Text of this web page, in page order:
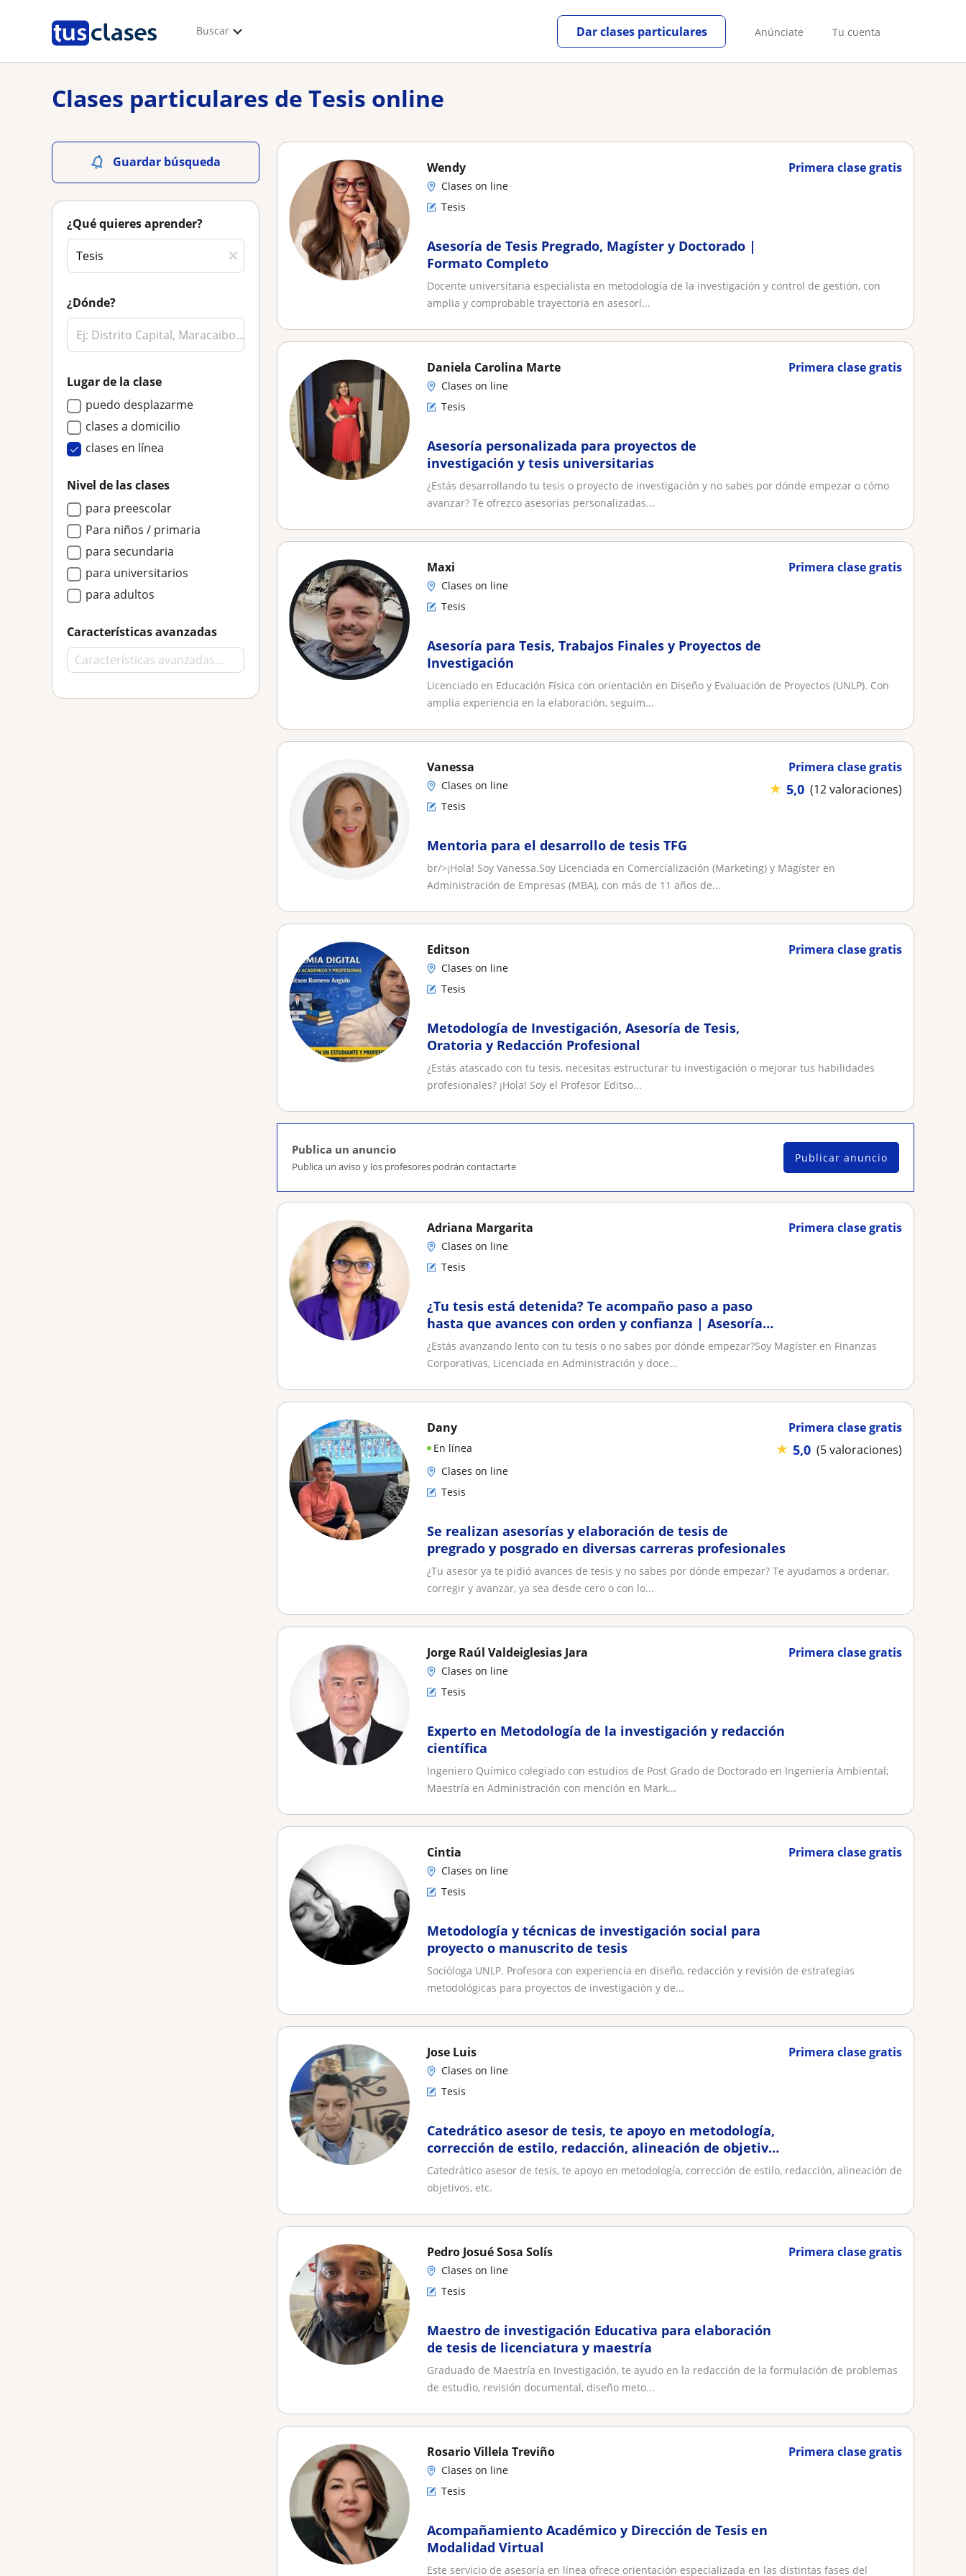
Buscar Anúnciate Tu cuenta
Dar clases particulares
Clases particulares de Tesis online
Guardar búsqueda
¿Qué quieres aprender?
¿Dónde?
Lugar de la clase
puedo desplazarme
clases a domicilio
clases en línea
Nivel de las clases
para preescolar
Para niños / primaria
para secundaria
para universitarios
para adultos
Características avanzadas
Primera clase gratis
Wendy
Clases on line
Tesis
Asesoría de Tesis Pregrado, Magíster y Doctorado |
Formato Completo
Docente universitaria especialista en metodología de la investigación y control de gestión, con
amplia y comprobable trayectoria en asesorí...
Primera clase gratis
Daniela Carolina Marte
Clases on line
Tesis
Asesoría personalizada para proyectos de
investigación y tesis universitarias
¿Estás desarrollando tu tesis o proyecto de investigación y no sabes por dónde empezar o cómo
avanzar? Te ofrezco asesorías personalizadas...
Primera clase gratis
Maxi
Clases on line
Tesis
Asesoría para Tesis, Trabajos Finales y Proyectos de
Investigación
Licenciado en Educación Física con orientación en Diseño y Evaluación de Proyectos (UNLP). Con
amplia experiencia en la elaboración, seguim...
Primera clase gratis
★ 5,0 (12 valoraciones)
Vanessa
Clases on line
Tesis
Mentoria para el desarrollo de tesis TFG
br/>¡Hola! Soy Vanessa.Soy Licenciada en Comercialización (Marketing) y Magíster en
Administración de Empresas (MBA), con más de 11 años de...
Primera clase gratis
Editson
Clases on line
Tesis
Metodología de Investigación, Asesoría de Tesis,
Oratoria y Redacción Profesional
¿Estás atascado con tu tesis, necesitas estructurar tu investigación o mejorar tus habilidades
profesionales? ¡Hola! Soy el Profesor Editso...
Publica un anuncio
Publica un aviso y los profesores podrán contactarte
Publicar anuncio
Primera clase gratis
Adriana Margarita
Clases on line
Tesis
¿Tu tesis está detenida? Te acompaño paso a paso
hasta que avances con orden y confianza | Asesoría
Online
¿Estás avanzando lento con tu tesis o no sabes por dónde empezar?Soy Magíster en Finanzas
Corporativas, Licenciada en Administración y doce...
Primera clase gratis
★ 5,0 (5 valoraciones)
Dany
En línea
Clases on line
Tesis
Se realizan asesorías y elaboración de tesis de
pregrado y posgrado en diversas carreras profesionales
¿Tu asesor ya te pidió avances de tesis y no sabes por dónde empezar? Te ayudamos a ordenar,
corregir y avanzar, ya sea desde cero o con lo...
Primera clase gratis
Jorge Raúl Valdeiglesias Jara
Clases on line
Tesis
Experto en Metodología de la investigación y redacción
científica
Ingeniero Químico colegiado con estudios de Post Grado de Doctorado en Ingeniería Ambiental;
Maestría en Administración con mención en Mark...
Primera clase gratis
Cintia
Clases on line
Tesis
Metodología y técnicas de investigación social para
proyecto o manuscrito de tesis
Socióloga UNLP. Profesora con experiencia en diseño, redacción y revisión de estrategias
metodológicas para proyectos de investigación y de...
Primera clase gratis
Jose Luis
Clases on line
Tesis
Catedrático asesor de tesis, te apoyo en metodología,
corrección de estilo, redacción, alineación de objetivos,
etc
Catedrático asesor de tesis, te apoyo en metodología, corrección de estilo, redacción, alineación de
objetivos, etc.
Primera clase gratis
Pedro Josué Sosa Solís
Clases on line
Tesis
Maestro de investigación Educativa para elaboración
de tesis de licenciatura y maestría
Graduado de Maestría en Investigación, te ayudo en la redacción de la formulación de problemas
de estudio, revisión documental, diseño meto...
Primera clase gratis
Rosario Villela Treviño
Clases on line
Tesis
Acompañamiento Académico y Dirección de Tesis en
Modalidad Virtual
Este servicio de asesoría en línea ofrece orientación especializada en las distintas fases del